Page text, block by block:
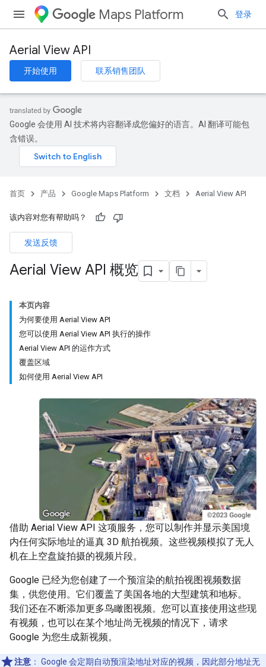
Maps Platform 登录
Aerial View API
开始使用 联系销售团队
Google 会使用 AI 技术将内容翻译成您偏好的语言。AI 翻译可能包
含错误。
首页 产品 Google Maps Platform 文档 Aerial View API
该内容对您有帮助吗？
发送反馈
Aerial View API 概览
本页内容
为何要使用 Aerial View API
您可以使用 Aerial View API 执行的操作
Aerial View API 的运作方式
覆盖区域
如何使用 Aerial View API
借助 Aerial View API 这项服务，您可以制作并显示美国境
内任何实际地址的逼真 3D 航拍视频。这些视频模拟了无人
机在上空盘旋拍摄的视频片段。
Google 已经为您创建了一个预渲染的航拍视图视频数据
集，供您使用。它们覆盖了美国各地的大型建筑和地标。
我们还在不断添加更多鸟瞰图视频。您可以直接使用这些现
有视频，也可以在某个地址尚无视频的情况下，请求
Google 为您生成新视频。
注意 ： Google 会定期自动预渲染地址对应的视频，因此部分地址无